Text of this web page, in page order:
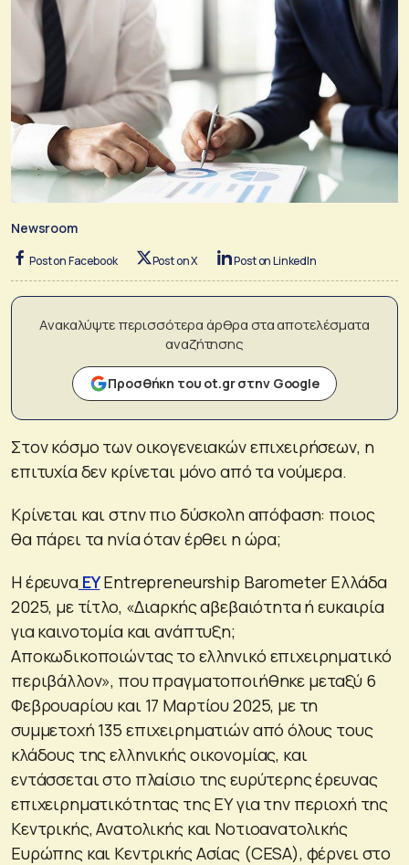
Newsroom
Post on Facebook Post on X Post on LinkedIn
Ανακαλύψτε περισσότερα άρθρα στα αποτελέσματα
αναζήτησης
Προσθήκη του ot.gr στην Google
Στον κόσμο των οικογενειακών επιχειρήσεων, η
επιτυχία δεν κρίνεται μόνο από τα νούμερα.
Κρίνεται και στην πιο δύσκολη απόφαση: ποιος
θα πάρει τα ηνία όταν έρθει η ώρα;
Η έρευναEYEntrepreneurship Barometer Ελλάδα
2025, με τίτλο, «Διαρκής αβεβαιότητα ή ευκαιρία
για καινοτομία και ανάπτυξη;
Αποκωδικοποιώντας το ελληνικό επιχειρηματικό
περιβάλλον», που πραγματοποιήθηκε μεταξύ 6
Φεβρουαρίου και 17 Μαρτίου 2025, με τη
συμμετοχή 135 επιχειρηματιών από όλους τους
κλάδους της ελληνικής οικονομίας, και
εντάσσεται στο πλαίσιο της ευρύτερης έρευνας
επιχειρηματικότητας της ΕΥ για την περιοχή της
Κεντρικής, Ανατολικής και Νοτιοανατολικής
Ευρώπης και Κεντρικής Ασίας (CESA), φέρνει στο